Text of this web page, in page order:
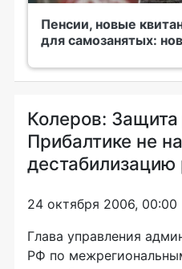
Пенсии, новые
для самозанятых:
Колеров: Защита
Прибалтике не
дестабилизацию
24 октября 2006, 00:00
Глава управления
РФ по